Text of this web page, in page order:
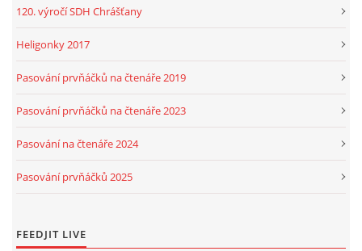
120. výročí SDH Chrášťany
Heligonky 2017
Pasování prvňáčků na čtenáře 2019
Pasování prvňáčků na čtenáře 2023
Pasování na čtenáře 2024
Pasování prvňáčků 2025
FEEDJIT LIVE